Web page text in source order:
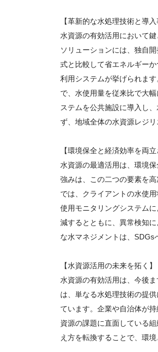
【革新的な水処理技術と導入
水資源の有効活用において
ソリューションには、独自
式と比較して省エネルギー
利用システムが挙げられま
で、水使用量を従来比で大
ステムを公共施設に導入し
ず、地域全体の水資源レジ
【環境保全と経済効率を両
水資源の最適活用は、環境
強みは、この二つの要素を
では、クライアントの水使
使用モニタリングシステム
減するとともに、異常検知
な水マネジメントは、SDGs
【水資源活用の未来を拓く】
水資源の有効活用は、今後
は、単なる水処理技術の提
ています。企業や自治体が
資源の課題に直面している
え方を転換することで、環